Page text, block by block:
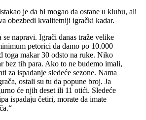
je da bi mogao da ostane u klubu, ali
obezbedi kvalitetniji igrački kadar.
se napravi. Igrači danas traže velike
petorici da damo po 10.000
toga makar 30 odsto na ruke. Niko
bez tih para. Ako to ne budemo imali,
za ispadanje sledeće sezone. Nama
ostali su tu da popune broj. Ja
će njih deset ili 11 otići. Sledeće
ispadaju četiri, morate da imate